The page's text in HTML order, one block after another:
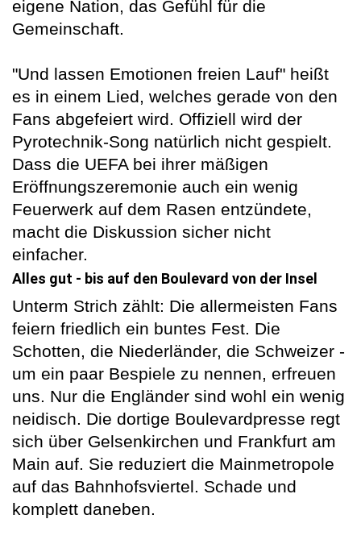
eigene Nation, das Gefühl für die
Gemeinschaft.
"Und lassen Emotionen freien Lauf" heißt
es in einem Lied, welches gerade von den
Fans abgefeiert wird. Offiziell wird der
Pyrotechnik-Song natürlich nicht gespielt.
Dass die UEFA bei ihrer mäßigen
Eröffnungszeremonie auch ein wenig
Feuerwerk auf dem Rasen entzündete,
macht die Diskussion sicher nicht
einfacher.
Alles gut - bis auf den Boulevard von der Insel
Unterm Strich zählt: Die allermeisten Fans
feiern friedlich ein buntes Fest. Die
Schotten, die Niederländer, die Schweizer -
um ein paar Bespiele zu nennen, erfreuen
uns. Nur die Engländer sind wohl ein wenig
neidisch. Die dortige Boulevardpresse regt
sich über Gelsenkirchen und Frankfurt am
Main auf. Sie reduziert die Mainmetropole
auf das Bahnhofsviertel. Schade und
komplett daneben.